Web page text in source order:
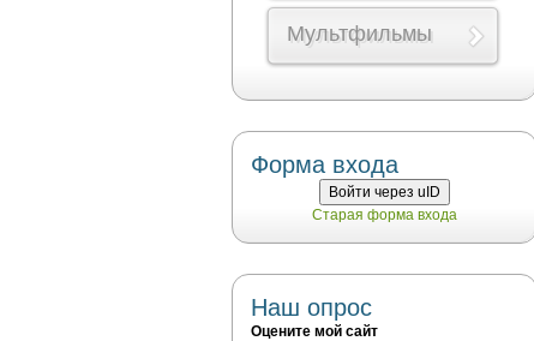
Мультфильмы
Форма входа
Войти через uID
Старая форма входа
Наш опрос
Оцените мой сайт